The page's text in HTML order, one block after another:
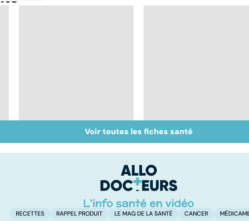
Inflammation des
amygdales : que faire
Suicide : prévenir le
passage à l'acte
Voir toutes les fiches santé
RECETTES RAPPEL PRODUIT LE MAG DE LA SANTÉ CANCER